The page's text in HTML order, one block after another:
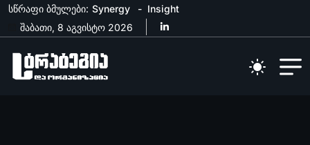
სწრაფი ბმულები: Synergy
Insight
შაბათი, 8 აგვისტო 2026